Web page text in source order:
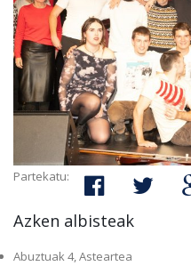
Partekatu:
Azken albisteak
Abuztuak 4, Asteartea